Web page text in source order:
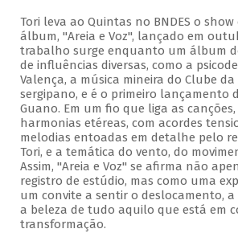
Tori leva ao Quintas no BNDES o
álbum, "Areia e Voz", lançado em
trabalho surge enquanto um álbum
de influências diversas, como a
Valença, a música mineira do Clube
sergipano, e é o primeiro lançamento
Guano. Em um fio que liga as
harmonias etéreas, com acordes
melodias entoadas em detalhe pelo
Tori, e a temática do vento, do
Assim, "Areia e Voz" se afirma não
registro de estúdio, mas como uma
um convite a sentir o deslocamento,
a beleza de tudo aquilo que está em
transformação.